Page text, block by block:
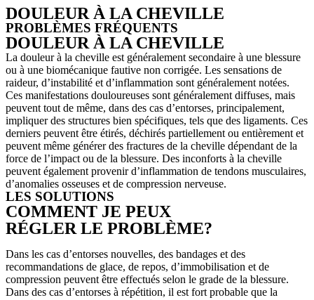
DOULEUR À LA CHEVILLE
PROBLÈMES FRÉQUENTS
DOULEUR À LA CHEVILLE
La douleur à la cheville est généralement secondaire à une blessure
ou à une biomécanique fautive non corrigée. Les sensations de
raideur, d’instabilité et d’inflammation sont généralement notées.
Ces manifestations douloureuses sont généralement diffuses, mais
peuvent tout de même, dans des cas d’entorses, principalement,
impliquer des structures bien spécifiques, tels que des ligaments. Ces
derniers peuvent être étirés, déchirés partiellement ou entièrement et
peuvent même générer des fractures de la cheville dépendant de la
force de l’impact ou de la blessure. Des inconforts à la cheville
peuvent également provenir d’inflammation de tendons musculaires,
d’anomalies osseuses et de compression nerveuse.
LES SOLUTIONS
COMMENT JE PEUX
RÉGLER LE PROBLÈME?
Dans les cas d’entorses nouvelles, des bandages et des
recommandations de glace, de repos, d’immobilisation et de
compression peuvent être effectués selon le grade de la blessure.
Dans des cas d’entorses à répétition, il est fort probable que la